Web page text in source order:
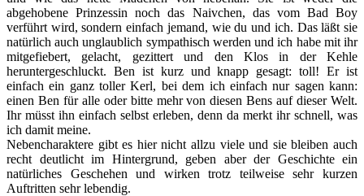
abgehobene Prinzessin noch das Naivchen, das vom Bad Boy
verführt wird, sondern einfach jemand, wie du und ich. Das läßt sie
natürlich auch unglaublich sympathisch werden und ich habe mit ihr
mitgefiebert, gelacht, gezittert und den Klos in der Kehle
heruntergeschluckt. Ben ist kurz und knapp gesagt: toll! Er ist
einfach ein ganz toller Kerl, bei dem ich einfach nur sagen kann:
einen Ben für alle oder bitte mehr von diesen Bens auf dieser Welt.
Ihr müsst ihn einfach selbst erleben, denn da merkt ihr schnell, was
ich damit meine.
Nebencharaktere gibt es hier nicht allzu viele und sie bleiben auch
recht deutlicht im Hintergrund, geben aber der Geschichte ein
natürliches Geschehen und wirken trotz teilweise sehr kurzen
Auftritten sehr lebendig.